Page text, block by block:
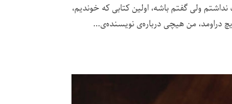
ولی گفتم باشه، اولین کتابی که خوندیم،
دراومد، من هیچی درباره‌ی نویسنده‌ی